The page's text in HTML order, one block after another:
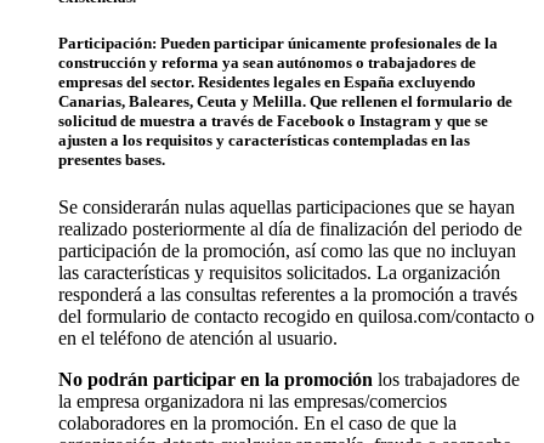
Participación: Pueden participar únicamente profesionales de la
construcción y reforma ya sean autónomos o trabajadores de
empresas del sector. Residentes legales en España excluyendo
Canarias, Baleares, Ceuta y Melilla. Que rellenen el formulario de
solicitud de muestra a través de Facebook o Instagram y que se
ajusten a los requisitos y características contempladas en las
presentes bases.
Se considerarán nulas aquellas participaciones que se hayan
realizado posteriormente al día de finalización del periodo de
participación de la promoción, así como las que no incluyan
las características y requisitos solicitados. La organización
responderá a las consultas referentes a la promoción a través
del formulario de contacto recogido en quilosa.com/contacto o
en el teléfono de atención al usuario.
No podrán participar en la promoción los trabajadores de
la empresa organizadora ni las empresas/comercios
colaboradores en la promoción. En el caso de que la